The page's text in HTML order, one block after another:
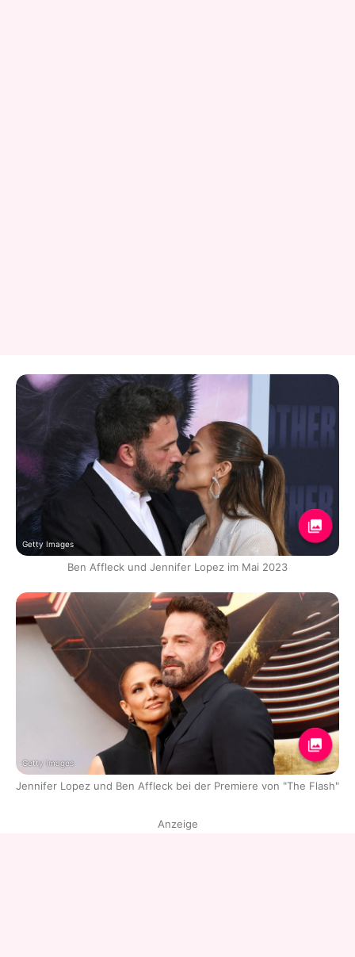
Getty Images
Ben Affleck und Jennifer Lopez im Mai 2023
Getty Images
Jennifer Lopez und Ben Affleck bei der Premiere von "The Flash"
Anzeige